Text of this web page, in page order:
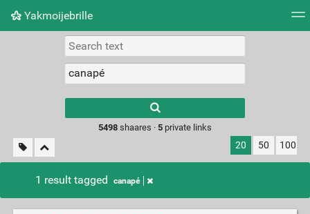
Yakmoijebrille
Picture wall
results.
5498shaares · 5private links
20 50 100
1 result tagged canapé